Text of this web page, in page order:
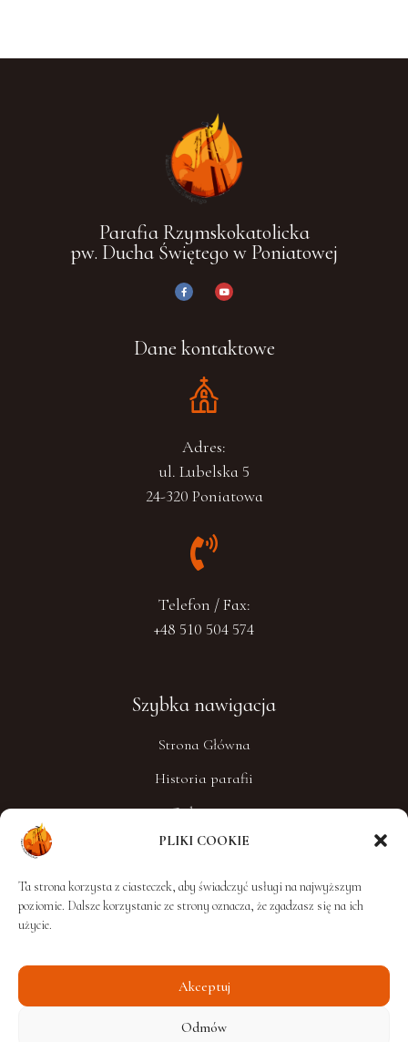
PLIKI COOKIE
Ta strona korzysta z ciasteczek, aby świadczyć usługi na najwyższym
poziomie. Dalsze korzystanie ze strony oznacza, że zgadzasz się na ich
użycie.
Akceptuj
Odmów
Parafia Rzymskokatolicka
pw. Ducha Świętego w Poniatowej
Dane kontaktowe
Adres:
ul. Lubelska 5
24-320 Poniatowa
Telefon / Fax:
+48 510 504 574
Szybka nawigacja
Strona Główna
Historia parafii
Ogłoszenia
List Parafialny
Intencje mszalne
Aktualności
Kontakt